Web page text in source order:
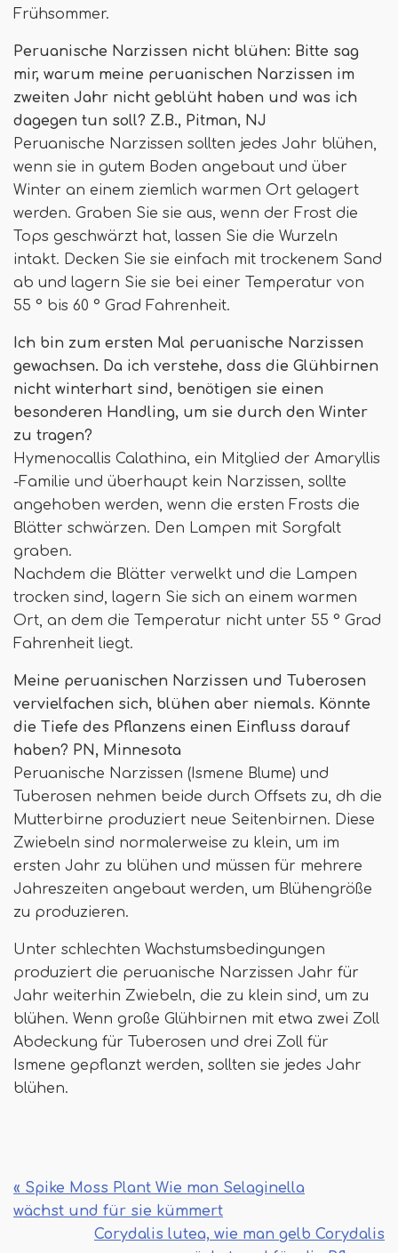
Frühsommer.
Peruanische Narzissen nicht blühen: Bitte sag
mir, warum meine peruanischen Narzissen im
zweiten Jahr nicht geblüht haben und was ich
dagegen tun soll? Z.B., Pitman, NJ
Peruanische Narzissen sollten jedes Jahr blühen,
wenn sie in gutem Boden angebaut und über
Winter an einem ziemlich warmen Ort gelagert
werden. Graben Sie sie aus, wenn der Frost die
Tops geschwärzt hat, lassen Sie die Wurzeln
intakt. Decken Sie sie einfach mit trockenem Sand
ab und lagern Sie sie bei einer Temperatur von
55 ° bis 60 ° Grad Fahrenheit.
Ich bin zum ersten Mal peruanische Narzissen
gewachsen. Da ich verstehe, dass die Glühbirnen
nicht winterhart sind, benötigen sie einen
besonderen Handling, um sie durch den Winter
zu tragen?
Hymenocallis Calathina, ein Mitglied der Amaryllis
-Familie und überhaupt kein Narzissen, sollte
angehoben werden, wenn die ersten Frosts die
Blätter schwärzen. Den Lampen mit Sorgfalt
graben.
Nachdem die Blätter verwelkt und die Lampen
trocken sind, lagern Sie sich an einem warmen
Ort, an dem die Temperatur nicht unter 55 ° Grad
Fahrenheit liegt.
Meine peruanischen Narzissen und Tuberosen
vervielfachen sich, blühen aber niemals. Könnte
die Tiefe des Pflanzens einen Einfluss darauf
haben? PN, Minnesota
Peruanische Narzissen (Ismene Blume) und
Tuberosen nehmen beide durch Offsets zu, dh die
Mutterbirne produziert neue Seitenbirnen. Diese
Zwiebeln sind normalerweise zu klein, um im
ersten Jahr zu blühen und müssen für mehrere
Jahreszeiten angebaut werden, um Blühengröße
zu produzieren.
Unter schlechten Wachstumsbedingungen
produziert die peruanische Narzissen Jahr für
Jahr weiterhin Zwiebeln, die zu klein sind, um zu
blühen. Wenn große Glühbirnen mit etwa zwei Zoll
Abdeckung für Tuberosen und drei Zoll für
Ismene gepflanzt werden, sollten sie jedes Jahr
blühen.
« Spike Moss Plant Wie man Selaginella
wächst und für sie kümmert
Corydalis lutea, wie man gelb Corydalis